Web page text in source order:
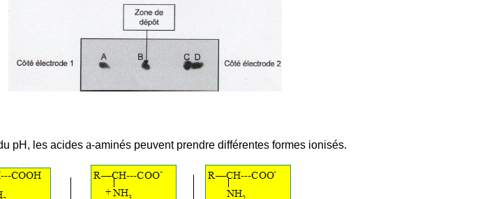
pH, les acides a-aminés peuvent prendre différentes formes ionisés.